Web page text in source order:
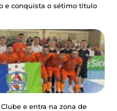
e conquista o sétimo título
e entra na zona de